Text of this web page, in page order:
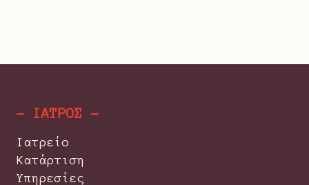
- ΙΑΤΡΟΣ -
Ιατρείο
Κατάρτιση
Υπηρεσίες